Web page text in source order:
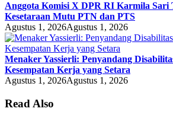
Anggota Komisi X DPR RI Karmila Sari
Kesetaraan Mutu PTN dan PTS
Agustus 1, 2026Agustus 1, 2026
Menaker Yassierli: Penyandang
Kesempatan Kerja yang Setara
Agustus 1, 2026Agustus 1, 2026
Read Also